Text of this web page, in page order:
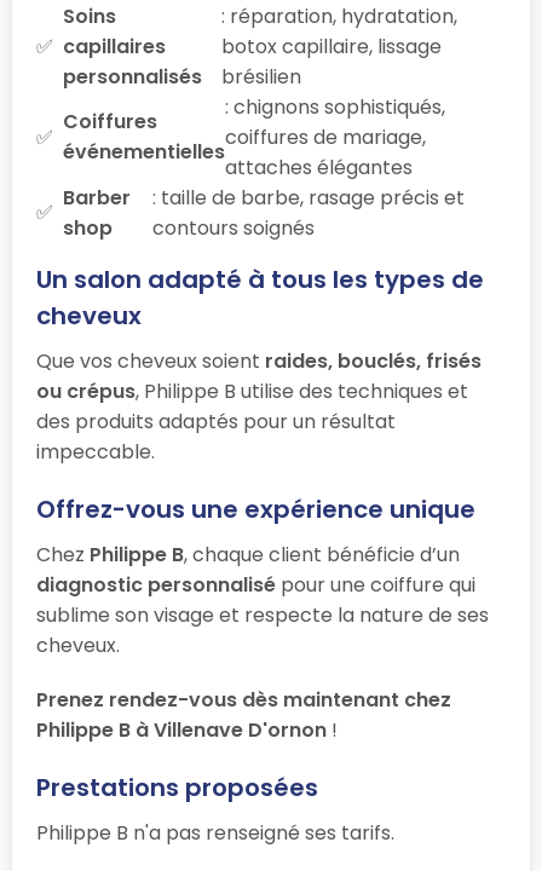
Soins
capillaires
personnalisés
: réparation, hydratation,
botox capillaire, lissage
brésilien
Coiffures
événementielles
: chignons sophistiqués,
coiffures de mariage,
attaches élégantes
Barber
shop
: taille de barbe, rasage précis et
contours soignés
Un salon adapté à tous les types de
cheveux
Que vos cheveux soient raides, bouclés, frisés
ou crépus, Philippe B utilise des techniques et
des produits adaptés pour un résultat
impeccable.
Offrez-vous une expérience unique
Chez Philippe B, chaque client bénéficie d’un
diagnostic personnalisé pour une coiffure qui
sublime son visage et respecte la nature de ses
cheveux.
Prenez rendez-vous dès maintenant chez
Philippe B à Villenave D'ornon !
Prestations proposées
Philippe B n'a pas renseigné ses tarifs.